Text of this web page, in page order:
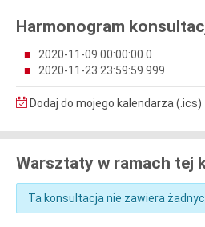
Harmonogram
2020-11-09 00:00:00.0
2020-11-23 23:59:59.999
Dodaj do mojego kalendarza (.ics)
Warsztaty w ramach tej
Ta konsultacja nie zawiera